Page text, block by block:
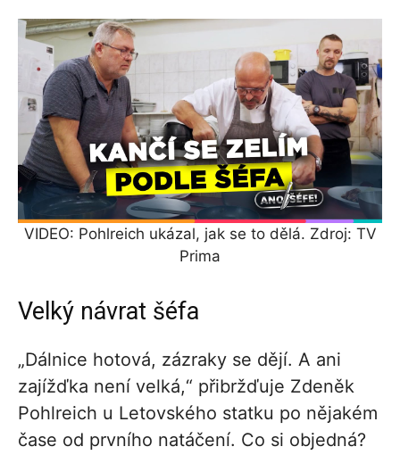
VIDEO: Pohlreich ukázal, jak se to dělá. Zdroj: TV
Prima
Velký návrat šéfa
„Dálnice hotová, zázraky se dějí. A ani
zajížďka není velká,“ přibržďuje Zdeněk
Pohlreich u Letovského statku po nějakém
čase od prvního natáčení. Co si objedná?